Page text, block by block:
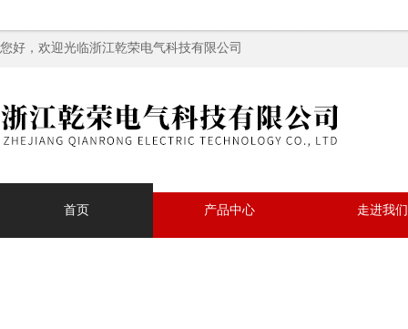
您好，欢迎光临浙江乾荣电气科技有限公司
首页 产品中心 走进我们